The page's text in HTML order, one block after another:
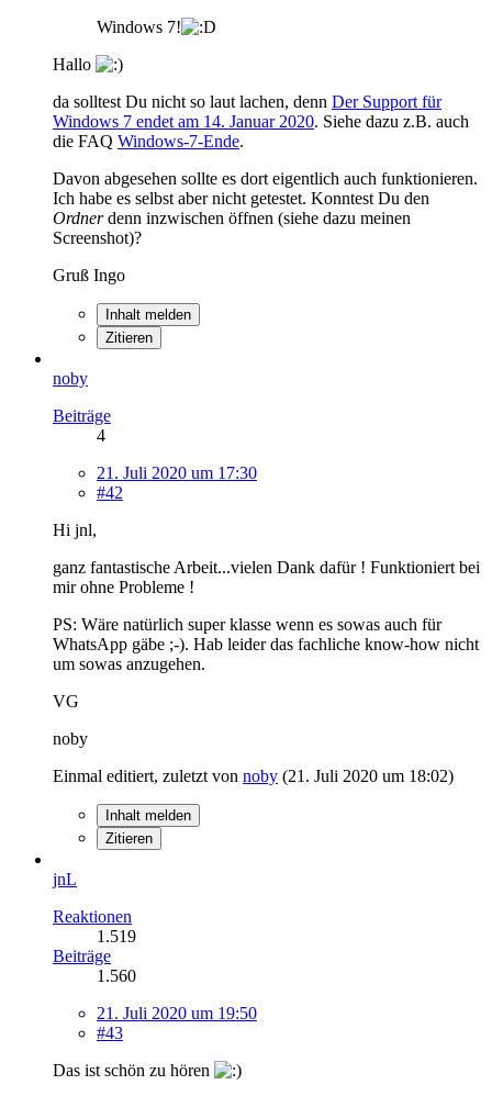
Windows 7!
Hallo
da solltest Du nicht so laut lachen, denn Der Support für
Windows 7 endet am 14. Januar 2020. Siehe dazu z.B. auch
die FAQ Windows-7-Ende.
Davon abgesehen sollte es dort eigentlich auch funktionieren.
Ich habe es selbst aber nicht getestet. Konntest Du den
Ordnerdenn inzwischen öffnen (siehe dazu meinen
Screenshot)?
Gruß Ingo
Inhalt melden
Zitieren
noby
Beiträge
4
21. Juli 2020 um 17:30
#42
Hi jnl,
ganz fantastische Arbeit...vielen Dank dafür ! Funktioniert bei
mir ohne Probleme !
PS: Wäre natürlich super klasse wenn es sowas auch für
WhatsApp gäbe ;-). Hab leider das fachliche know-how nicht
um sowas anzugehen.
VG
noby
Einmal editiert, zuletzt von noby (21. Juli 2020 um 18:02)
Inhalt melden
Zitieren
jnL
Reaktionen
1.519
Beiträge
1.560
21. Juli 2020 um 19:50
#43
Das ist schön zu hören